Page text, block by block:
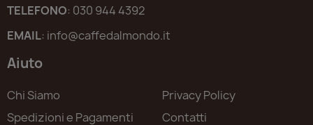
TELEFONO: 030 944 4392
EMAIL: info@caffedalmondo.it
Aiuto
Chi Siamo
Spedizioni e Pagamenti
Privacy Policy
Contatti